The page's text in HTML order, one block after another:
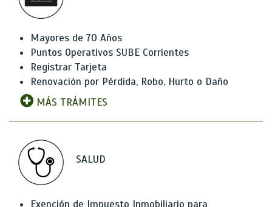
Mayores de 70 Años
Puntos Operativos SUBE Corrientes
Registrar Tarjeta
Renovación por Pérdida, Robo, Hurto o Daño
MÁS TRÁMITES
SALUD
Exención de Impuesto Inmobiliario para